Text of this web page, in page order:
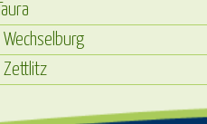
Wechselburg
Zettlitz